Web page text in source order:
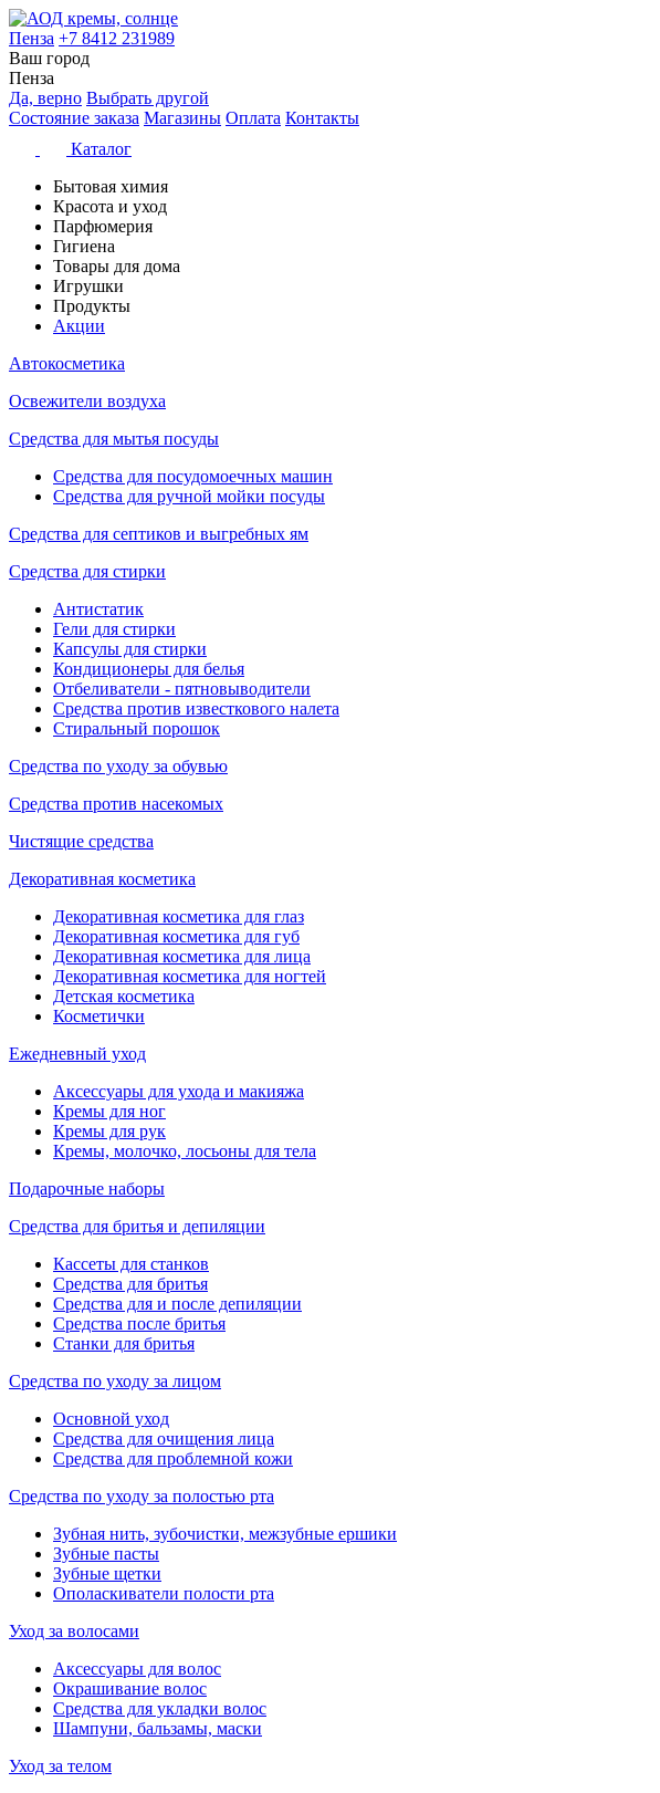
Пенза +7 8412 231989
Ваш город
Пенза
Да, верно Выбрать другой
Состояние заказа Магазины Оплата Контакты
Каталог
Бытовая химия
Красота и уход
Парфюмерия
Гигиена
Товары для дома
Игрушки
Продукты
Акции
Автокосметика
Освежители воздуха
Средства для мытья посуды
Средства для посудомоечных машин
Средства для ручной мойки посуды
Средства для септиков и выгребных ям
Средства для стирки
Антистатик
Гели для стирки
Капсулы для стирки
Кондиционеры для белья
Отбеливатели - пятновыводители
Средства против известкового налета
Стиральный порошок
Средства по уходу за обувью
Средства против насекомых
Чистящие средства
Декоративная косметика
Декоративная косметика для глаз
Декоративная косметика для губ
Декоративная косметика для лица
Декоративная косметика для ногтей
Детская косметика
Косметички
Ежедневный уход
Аксессуары для ухода и макияжа
Кремы для ног
Кремы для рук
Кремы, молочко, лосьоны для тела
Подарочные наборы
Средства для бритья и депиляции
Кассеты для станков
Средства для бритья
Средства для и после депиляции
Средства после бритья
Станки для бритья
Средства по уходу за лицом
Основной уход
Средства для очищения лица
Средства для проблемной кожи
Средства по уходу за полостью рта
Зубная нить, зубочистки, межзубные ершики
Зубные пасты
Зубные щетки
Ополаскиватели полости рта
Уход за волосами
Аксессуары для волос
Окрашивание волос
Средства для укладки волос
Шампуни, бальзамы, маски
Уход за телом